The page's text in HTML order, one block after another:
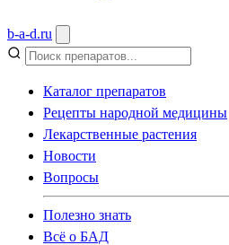
b-a-d.ru
Каталог препаратов
Рецепты народной медицины
Лекарственные растения
Новости
Вопросы
Полезно знать
Всё о БАД